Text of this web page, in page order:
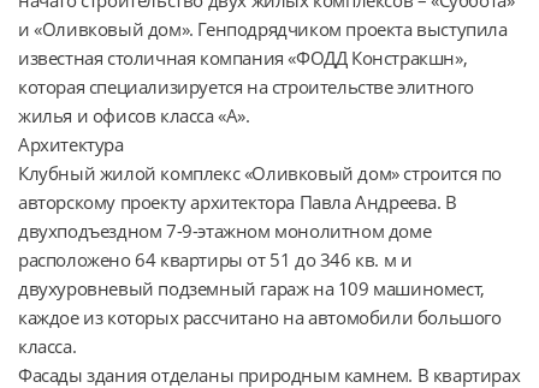
и «Оливковый дом». Генподрядчиком проекта выступила
известная столичная компания «ФОДД Констракшн»,
которая специализируется на строительстве элитного
жилья и офисов класса «А».
Архитектура
Клубный жилой комплекс «Оливковый дом» строится по
авторскому проекту архитектора Павла Андреева. В
двухподъездном 7-9-этажном монолитном доме
расположено 64 квартиры от 51 до 346 кв. м и
двухуровневый подземный гараж на 109 машиномест,
каждое из которых рассчитано на автомобили большого
класса.
Фасады здания отделаны природным камнем. В квартирах